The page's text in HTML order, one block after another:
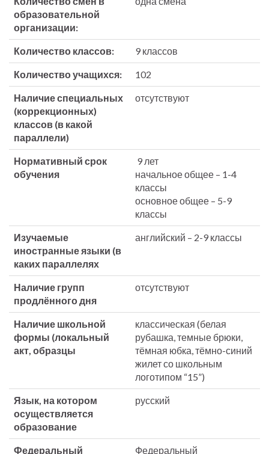
образовательной
организации:
Количество классов: 9 классов
Количество учащихся: 102
Наличие специальных
(коррекционных)
классов (в какой
параллели)
отсутствуют
Нормативный срок
обучения
9 лет
начальное общее – 1-4
классы
основное общее – 5-9
классы
Изучаемые
иностранные языки (в
каких параллелях
английский – 2-9 классы
Наличие групп
продлённого дня
отсутствуют
Наличие школьной
формы (локальный
акт, образцы
классическая (белая
рубашка, темные брюки,
тёмная юбка, тёмно-синий
жилет со школьным
логотипом “15”)
Язык, на котором
осуществляется
образование
русский
Федеральный Федеральный